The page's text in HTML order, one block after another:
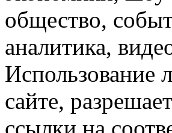
общество,
аналитика,
Использование
сайте,
ссылки на